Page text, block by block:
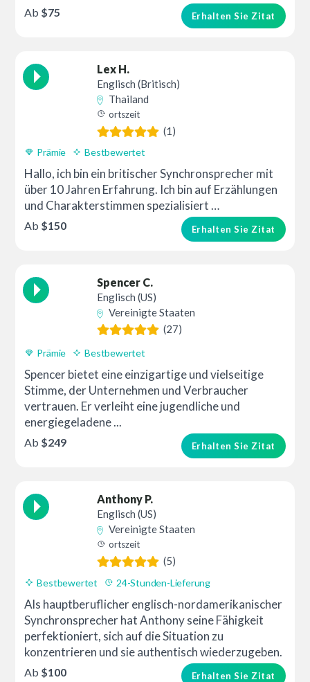
Erhalten Sie Zitat
Ab $75
Lex H.
Englisch (Britisch)
Thailand
ortszeit
(1)
Prämie Bestbewertet
Hallo, ich bin ein britischer Synchronsprecher mit
über 10 Jahren Erfahrung. Ich bin auf Erzählungen
und Charakterstimmen spezialisiert …
Erhalten Sie Zitat
Ab $150
Spencer C.
Englisch (US)
Vereinigte Staaten
(27)
Prämie Bestbewertet
Spencer bietet eine einzigartige und vielseitige
Stimme, der Unternehmen und Verbraucher
vertrauen. Er verleiht eine jugendliche und
energiegeladene ...
Erhalten Sie Zitat
Ab $249
Anthony P.
Englisch (US)
Vereinigte Staaten
ortszeit
(5)
Bestbewertet 24-Stunden-Lieferung
Als hauptberuflicher englisch-nordamerikanischer
Synchronsprecher hat Anthony seine Fähigkeit
perfektioniert, sich auf die Situation zu
konzentrieren und sie authentisch wiederzugeben.
Erhalten Sie Zitat
Ab $100